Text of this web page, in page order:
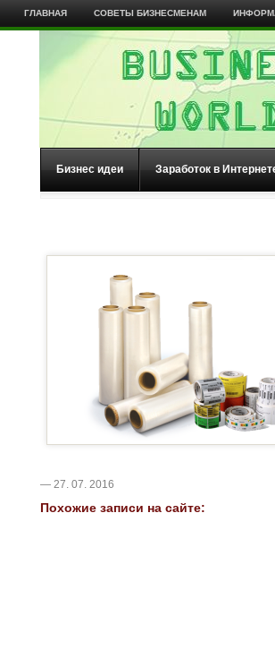
ГЛАВНАЯ СОВЕТЫ БИЗНЕСМЕНАМ
Бизнес идеи Заработок в
— 27. 07. 2016
Похожие записи на сайте: